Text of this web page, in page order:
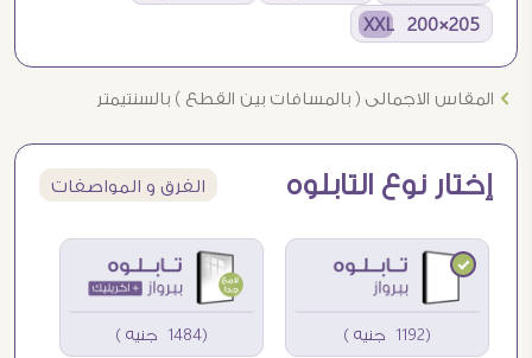
205×200 XXL
Ö المقاس الاجمالى ( بالمسافات بين القطع ) بالسنتيمتر
إختار نوع التابلوه الفرق و المواصفات
(1192 جنيه ) (1484 جنيه )